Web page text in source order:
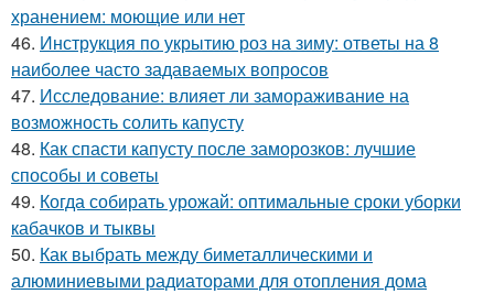
хранением: моющие или нет
46. Инструкция по укрытию роз на зиму: ответы на 8
наиболее часто задаваемых вопросов
47. Исследование: влияет ли замораживание на
возможность солить капусту
48. Как спасти капусту после заморозков: лучшие
способы и советы
49. Когда собирать урожай: оптимальные сроки уборки
кабачков и тыквы
50. Как выбрать между биметаллическими и
алюминиевыми радиаторами для отопления дома